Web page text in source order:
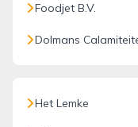
Foodjet B.V.
Dolmans
Het Lemke